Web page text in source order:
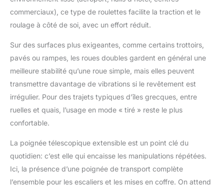
commerciaux), ce type de roulettes facilite la traction et le
roulage à côté de soi, avec un effort réduit.
Sur des surfaces plus exigeantes, comme certains trottoirs,
pavés ou rampes, les roues doubles gardent en général une
meilleure stabilité qu’une roue simple, mais elles peuvent
transmettre davantage de vibrations si le revêtement est
irrégulier. Pour des trajets typiques d’îles grecques, entre
ruelles et quais, l’usage en mode « tiré » reste le plus
confortable.
La poignée télescopique extensible est un point clé du
quotidien: c’est elle qui encaisse les manipulations répétées.
Ici, la présence d’une poignée de transport complète
l’ensemble pour les escaliers et les mises en coffre. On attend